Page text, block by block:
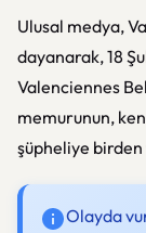
Ulusal medya,
dayanarak, 18
Valenciennes
memurunun,
şüpheliye
Olayda